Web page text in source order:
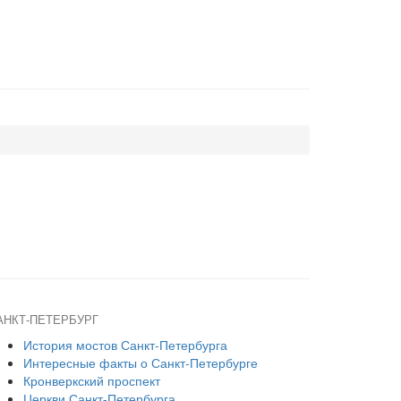
ПЕТЕРБУРГ
История мостов Санкт-Петербурга
Интересные факты о Санкт-Петербурге
Кронверкский проспект